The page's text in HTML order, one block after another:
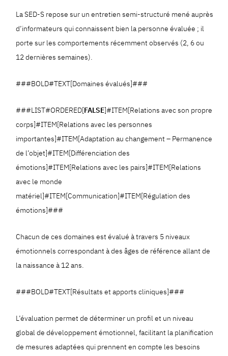
La SED-S repose sur un entretien semi-structuré mené auprès
d’informateurs qui connaissent bien la personne évaluée ; il
porte sur les comportements récemment observés (2, 6 ou
12 dernières semaines).
###BOLD#TEXT[Domaines évalués]###
###LIST#ORDERED[FALSE]#ITEM[Relations avec son propre
corps]#ITEM[Relations avec les personnes
importantes]#ITEM[Adaptation au changement – Permanence
de l’objet]#ITEM[Différenciation des
émotions]#ITEM[Relations avec les pairs]#ITEM[Relations
avec le monde
matériel]#ITEM[Communication]#ITEM[Régulation des
émotions]###
Chacun de ces domaines est évalué à travers 5 niveaux
émotionnels correspondant à des âges de référence allant de
la naissance à 12 ans.
###BOLD#TEXT[Résultats et apports cliniques]###
L’évaluation permet de déterminer un profil et un niveau
global de développement émotionnel, facilitant la planification
de mesures adaptées qui prennent en compte les besoins